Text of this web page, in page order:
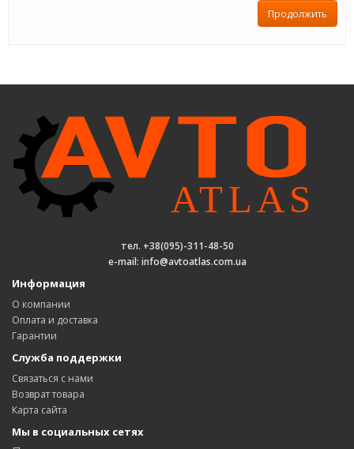
Продолжить
тел. +38(095)-311-48-50
e-mail: info@avtoatlas.com.ua
Информация
О компании
Оплата и доставка
Гарантии
Служба поддержки
Связаться с нами
Возврат товара
Карта сайта
Мы в социальных сетях